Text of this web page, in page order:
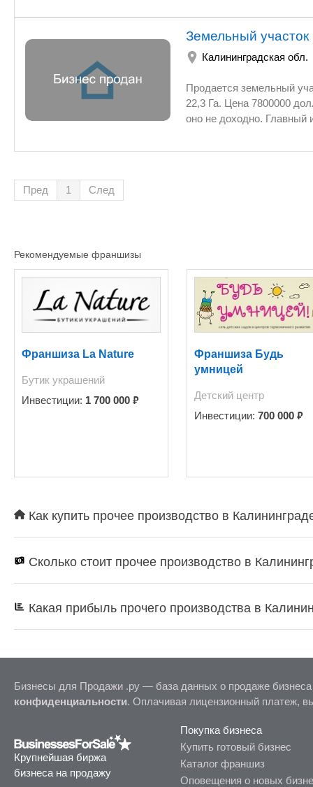
Земельный
Калининградская обл.
Продается земельный
22,3 Га. Цена 7800000
оно не доходно. Главный
причальной стенки
Пред 1 След
Рекомендуемые франшизы
Франшиза La Nature
Бутик украшений
Инвестиции: 1 700 000 ₽
Франшиза Будь
умницей
Детский центр
Инвестиции: 700 000 ₽
Как купить прочее производство в
Сколько стоит прочее производство в
Какая прибыль прочего производства в
Бизнесы для Продажи .ру — база данных о продаже
конфиденциальности. Оплачивая лицензионный платеж,
Крупнейшая биржа
бизнеса на продажу
Покупка бизнеса
Купить готовый бизнес
Каталог франшиз
Оповещения о новых